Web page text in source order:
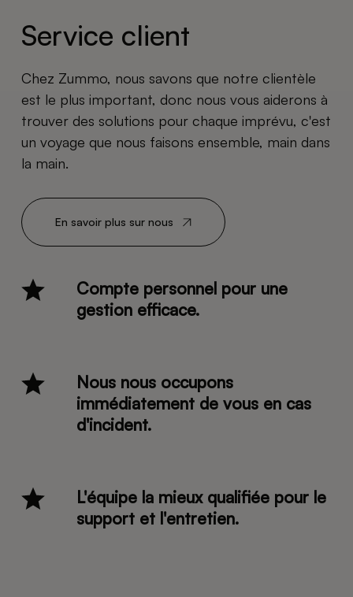
Service client
Chez Zummo, nous savons que notre clientèle
est le plus important, donc nous vous aiderons à
trouver des solutions pour chaque imprévu, c'est
un voyage que nous faisons ensemble, main dans
la main.
En savoir plus sur nous
Compte personnel pour une
gestion efficace.
Nous nous occupons
immédiatement de vous en cas
d'incident.
L'équipe la mieux qualifiée pour le
support et l'entretien.